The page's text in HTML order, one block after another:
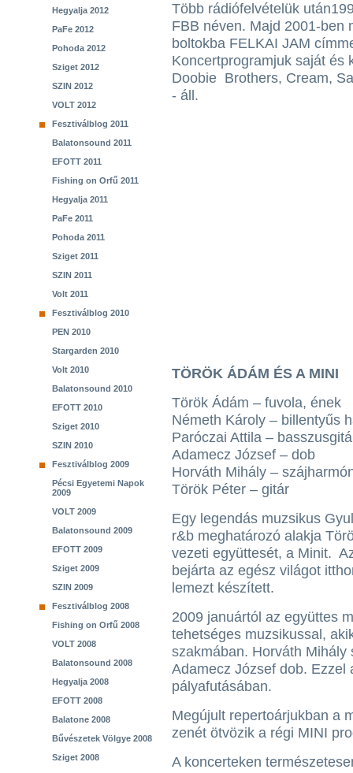
Hegyalja 2012
PaFe 2012
Pohoda 2012
Sziget 2012
SZIN 2012
VOLT 2012
Fesztiválblog 2011
Balatonsound 2011
EFOTT 2011
Fishing on Orfű 2011
Hegyalja 2011
PaFe 2011
Pohoda 2011
Sziget 2011
SZIN 2011
Volt 2011
Fesztiválblog 2010
PEN 2010
Stargarden 2010
Volt 2010
Balatonsound 2010
EFOTT 2010
Sziget 2010
SZIN 2010
Fesztiválblog 2009
Pécsi Egyetemi Napok
2009
VOLT 2009
Balatonsound 2009
EFOTT 2009
Sziget 2009
SZIN 2009
Fesztiválblog 2008
Fishing on Orfű 2008
VOLT 2008
Balatonsound 2008
Hegyalja 2008
EFOTT 2008
Balatone 2008
Bűvészetek Völgye 2008
Sziget 2008
Több rádiófelvételük
FBB néven. Majd 2001-ben
boltokba FELKAI JAM
Koncertprogramjuk saját és
Doobie Brothers, Cream,
- áll.
TÖRÖK ÁDÁM ÉS A MINI
Török Ádám – fuvola, ének
Németh Károly – billentyűs
Paróczai Attila –
Adamecz József – dob
Horváth Mihály –
Török Péter – gitár
Egy legendás muzsikus
r&b meghatározó alakja
vezeti együttesét, a Minit.
bejárta az egész világot
lemezt készített.
2009 januártól az együttes
tehetséges muzsikussal,
szakmában. Horváth
Adamecz József dob.
pályafutásában.
Megújult repertoárjukban a
zenét ötvözik a régi MINI
A koncerteken